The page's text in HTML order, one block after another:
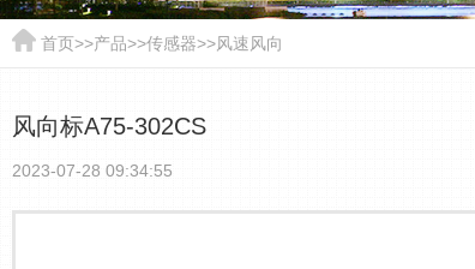
首页>>产品>>传感器>>风速风向
风向标A75-302CS
2023-07-28 09:34:55